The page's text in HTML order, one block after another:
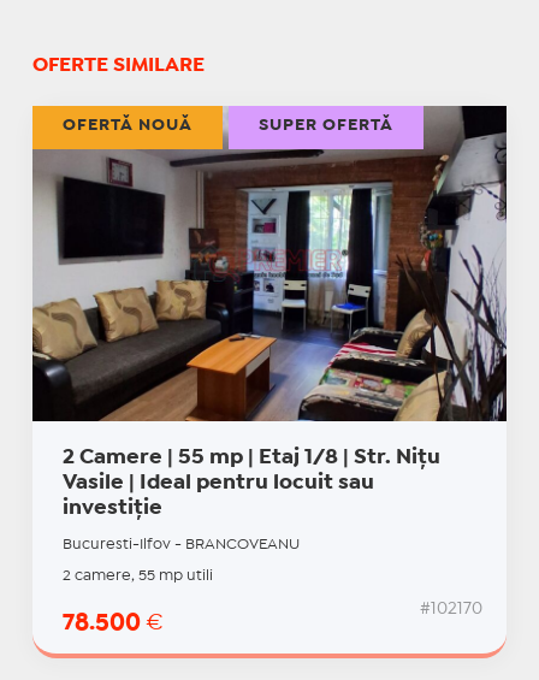
OFERTE SIMILARE
2 Camere | 55 mp | Etaj 1/8 | Str. Nițu
Vasile | Ideal pentru locuit sau
investiție
Bucuresti-Ilfov - BRANCOVEANU
2 camere, 55 mp utili
78.500 €
#102170
OFERTĂ NOUĂ SUPER OFERTĂ